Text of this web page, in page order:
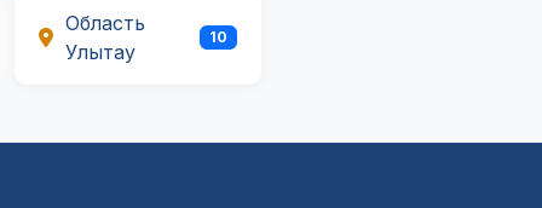
Область
Улытау
10